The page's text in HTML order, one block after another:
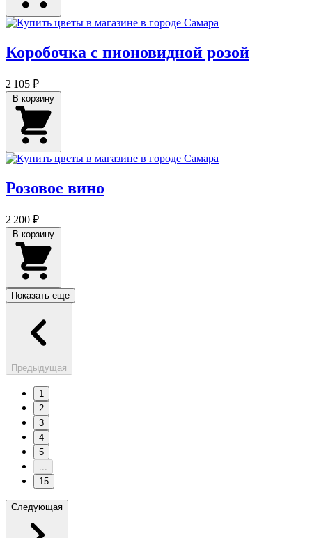
Коробочка с пионовидной розой
2 105 ₽
Розовое вино
2 200 ₽
Показать еще
Предыдущая
1
2
3
4
5
15
Следующая